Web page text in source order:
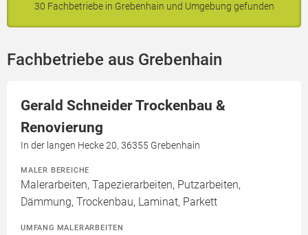
30 Fachbetriebe in Grebenhain und Umgebung gefunden
Fachbetriebe aus Grebenhain
Gerald Schneider Trockenbau &
Renovierung
In der langen Hecke 20, 36355 Grebenhain
MALER BEREICHE
Malerarbeiten, Tapezierarbeiten, Putzarbeiten,
Dämmung, Trockenbau, Laminat, Parkett
UMFANG MALERARBEITEN